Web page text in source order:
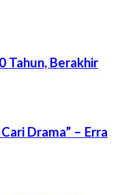
Tahun, Berakhir
Drama” – Erra